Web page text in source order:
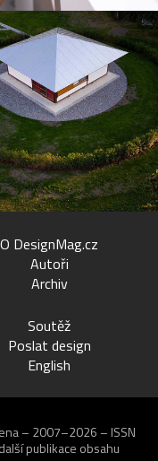
O DesignMag.cz
Autoři
Archiv
Soutěž
Poslat design
English
– 2007–2026 – ISSN
publikace obsahu